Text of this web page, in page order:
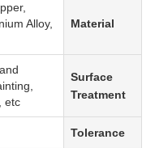
Material
Alloy,
Surface
Treatment
Tolerance